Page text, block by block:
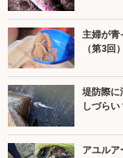
主婦が
（第3回）
堤防際
しづらい
アユルア